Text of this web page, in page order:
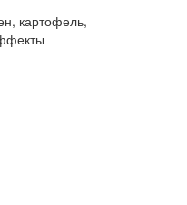
картофель,